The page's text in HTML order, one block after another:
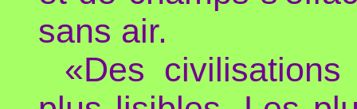
sans air.
«Des